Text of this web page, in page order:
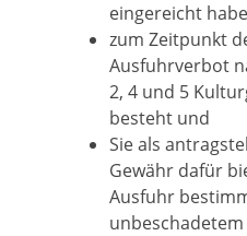
eingereicht
zum Zeitpunkt
Ausfuhrverbot
2, 4 und 5
besteht und
Sie als
Gewähr dafür
Ausfuhr